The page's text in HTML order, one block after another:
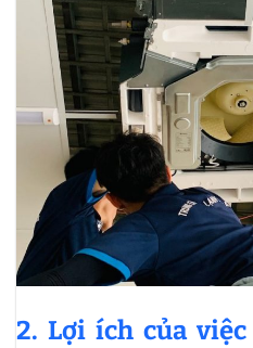
2. Lợi ích của